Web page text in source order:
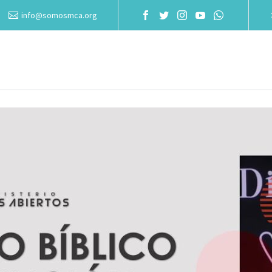
info@somosmca.org